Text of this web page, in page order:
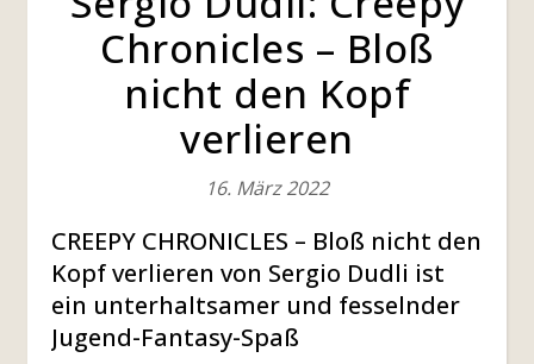
Chronicles – Bloß
nicht den Kopf
verlieren
16. März 2022
CREEPY CHRONICLES – Bloß nicht den
Kopf verlieren von Sergio Dudli ist
ein unterhaltsamer und fesselnder
Jugend-Fantasy-Spaß